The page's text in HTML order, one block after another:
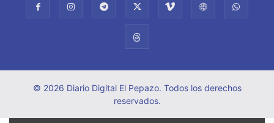
© 2026 Diario Digital El Pepazo. Todos los derechos
reservados.